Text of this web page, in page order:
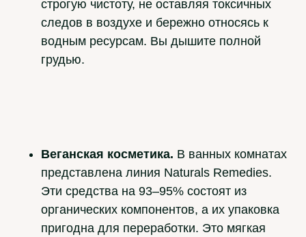
строгую чистоту, не оставляя токсичных
следов в воздухе и бережно относясь к
водным ресурсам. Вы дышите полной
грудью.
Веганская косметика. В ванных комнатах
представлена линия Naturals Remedies.
Эти средства на 93–95% состоят из
органических компонентов, а их упаковка
пригодна для переработки. Это мягкая